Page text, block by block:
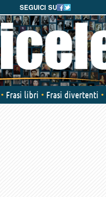
SEGUICI SU
Frasi libri Frasi divertenti